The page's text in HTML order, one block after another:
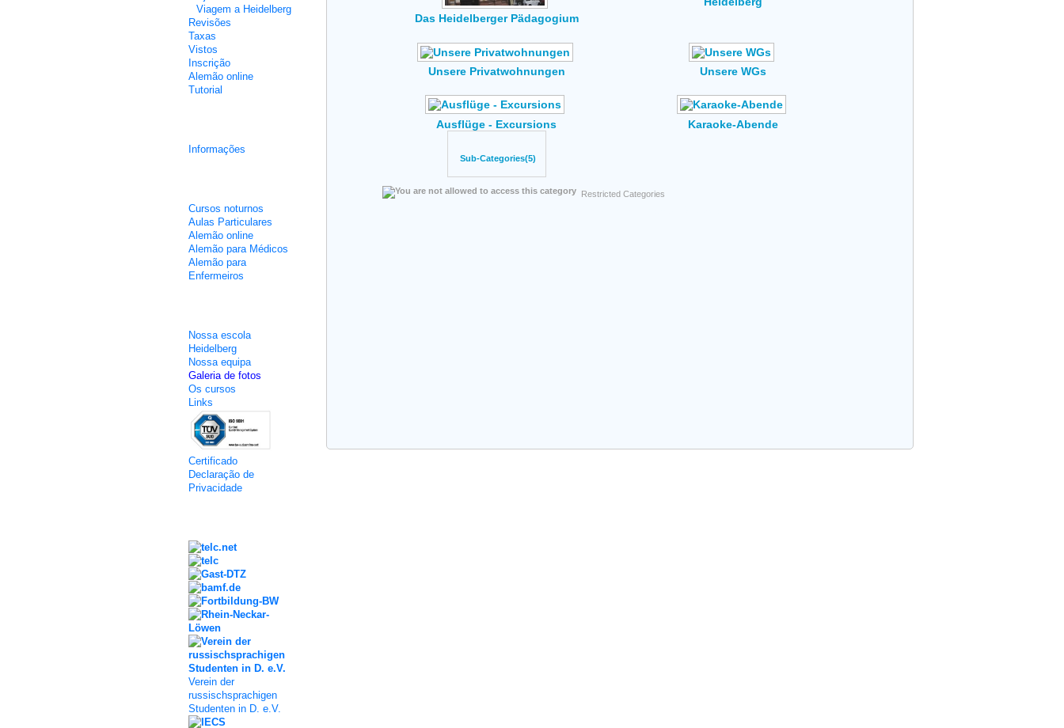
Viagem a Heidelberg
Revisões
Taxas
Vistos
Inscrição
Alemão online
Tutorial
Informações
Cursos noturnos
Aulas Particulares
Alemão online
Alemão para Médicos
Alemão para
Enfermeiros
Nossa escola
Heidelberg
Nossa equipa
Galeria de fotos
Os cursos
Links
Certificado
Declaração de
Privacidade
Verein der
russischsprachigen
Studenten in D. e.V.
Das Heidelberger Pädagogium
Unsere Privatwohnungen Unsere WGs
Ausflüge - Excursions
Sub-Categories(5)
Karaoke-Abende
Restricted Categories